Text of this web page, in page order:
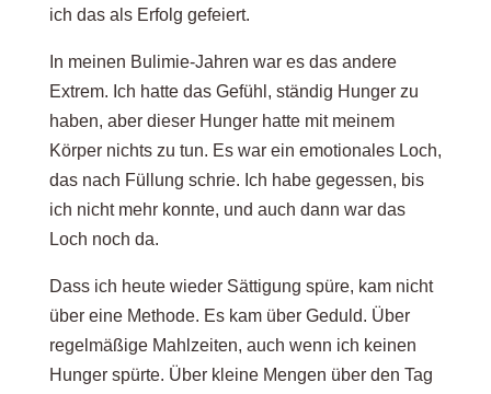
ich das als Erfolg gefeiert.
In meinen Bulimie-Jahren war es das andere
Extrem. Ich hatte das Gefühl, ständig Hunger zu
haben, aber dieser Hunger hatte mit meinem
Körper nichts zu tun. Es war ein emotionales Loch,
das nach Füllung schrie. Ich habe gegessen, bis
ich nicht mehr konnte, und auch dann war das
Loch noch da.
Dass ich heute wieder Sättigung spüre, kam nicht
über eine Methode. Es kam über Geduld. Über
regelmäßige Mahlzeiten, auch wenn ich keinen
Hunger spürte. Über kleine Mengen über den Tag